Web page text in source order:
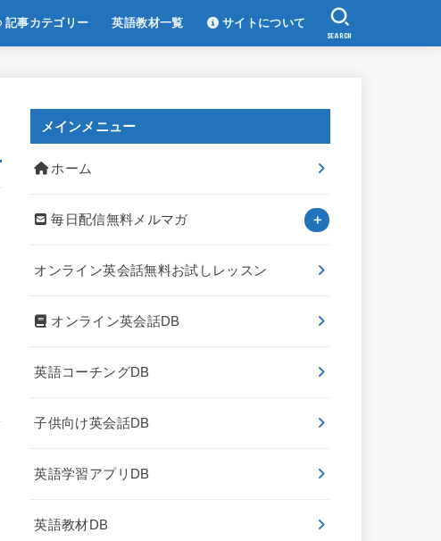
記事カテゴリー 英語教材一覧 サイトについて
SEARCH
メインメニュー
ホーム
毎日配信無料メルマガ
オンライン英会話無料お試しレッスン
オンライン英会話DB
英語コーチングDB
子供向け英会話DB
英語学習アプリDB
英語教材DB